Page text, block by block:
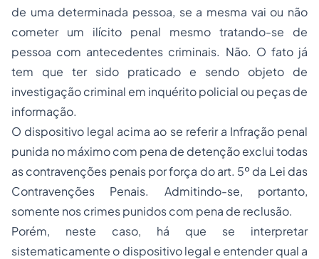
de uma determinada pessoa, se a mesma vai ou não
cometer um ilícito penal mesmo tratando-se de
pessoa com antecedentes criminais. Não. O fato já
tem que ter sido praticado e sendo objeto de
investigação criminal em inquérito policial ou peças de
informação.
O dispositivo legal acima ao se referir a Infração penal
punida no máximo com pena de detenção exclui todas
ascontravenções penaispor força do art. 5º da Lei das
Contravenções Penais. Admitindo-se, portanto,
somente nos crimes punidos com pena de reclusão.
Porém, neste caso, há que se interpretar
sistematicamente o dispositivo legal e entender qual a